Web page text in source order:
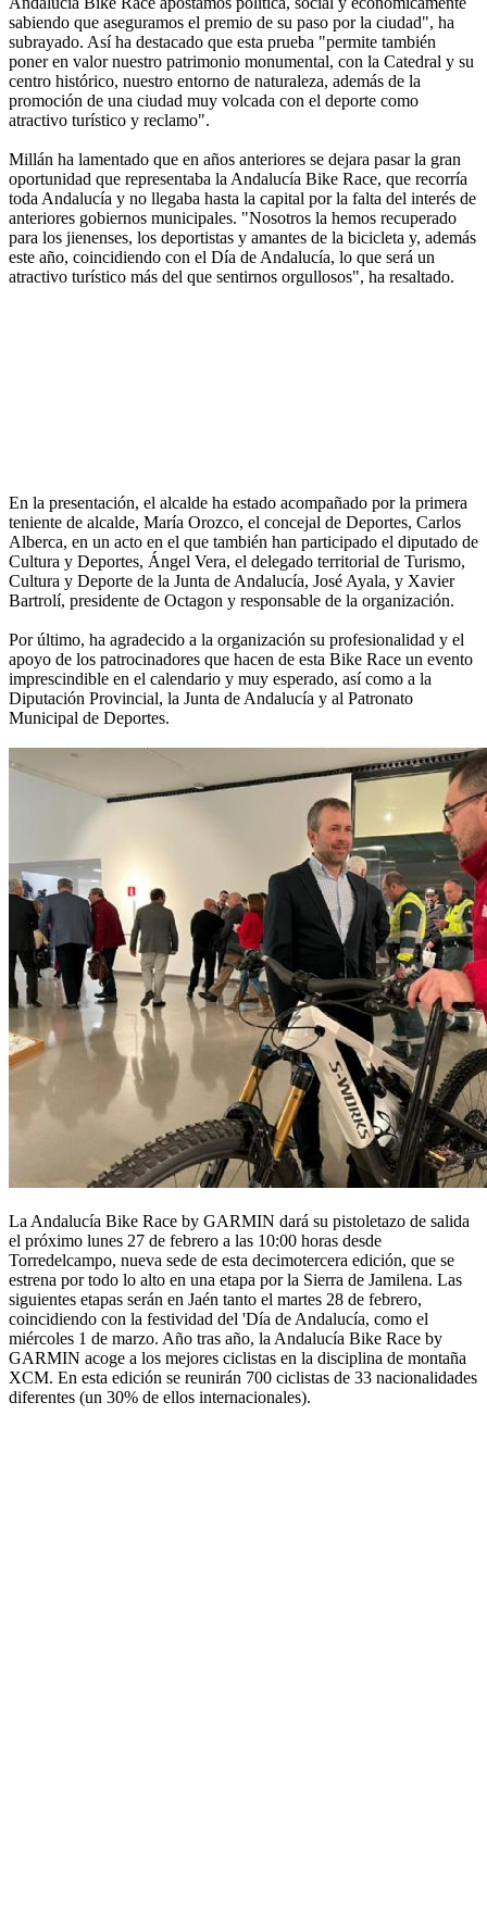
sabiendo que aseguramos el premio de su paso por la ciudad", ha
subrayado. Así ha destacado que esta prueba "permite también
poner en valor nuestro patrimonio monumental, con la Catedral y su
centro histórico, nuestro entorno de naturaleza, además de la
promoción de una ciudad muy volcada con el deporte como
atractivo turístico y reclamo".
Millán ha lamentado que en años anteriores se dejara pasar la gran
oportunidad que representaba la Andalucía Bike Race, que recorría
toda Andalucía y no llegaba hasta la capital por la falta del interés de
anteriores gobiernos municipales. "Nosotros la hemos recuperado
para los jienenses, los deportistas y amantes de la bicicleta y, además
este año, coincidiendo con el Día de Andalucía, lo que será un
atractivo turístico más del que sentirnos orgullosos", ha resaltado.
En la presentación, el alcalde ha estado acompañado por la primera
teniente de alcalde, María Orozco, el concejal de Deportes, Carlos
Alberca, en un acto en el que también han participado el diputado de
Cultura y Deportes, Ángel Vera, el delegado territorial de Turismo,
Cultura y Deporte de la Junta de Andalucía, José Ayala, y Xavier
Bartrolí, presidente de Octagon y responsable de la organización.
Por último, ha agradecido a la organización su profesionalidad y el
apoyo de los patrocinadores que hacen de esta Bike Race un evento
imprescindible en el calendario y muy esperado, así como a la
Diputación Provincial, la Junta de Andalucía y al Patronato
Municipal de Deportes.
La Andalucía Bike Race by GARMIN dará su pistoletazo de salida
el próximo lunes 27 de febrero a las 10:00 horas desde
Torredelcampo, nueva sede de esta decimotercera edición, que se
estrena por todo lo alto en una etapa por la Sierra de Jamilena. Las
siguientes etapas serán en Jaén tanto el martes 28 de febrero,
coincidiendo con la festividad del 'Día de Andalucía, como el
miércoles 1 de marzo. Año tras año, la Andalucía Bike Race by
GARMIN acoge a los mejores ciclistas en la disciplina de montaña
XCM. En esta edición se reunirán 700 ciclistas de 33 nacionalidades
diferentes (un 30% de ellos internacionales).